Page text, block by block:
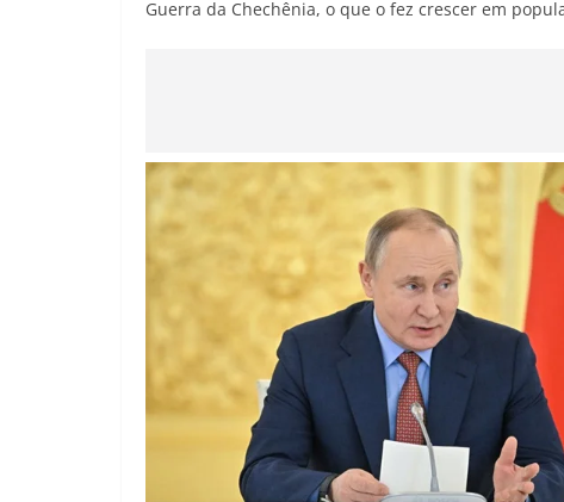
Guerra da Chechênia, o que o fez crescer em